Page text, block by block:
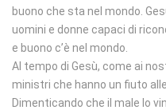
buono che sta nel mondo.
uomini e donne capaci di
e buono c’è nel mondo.
Al tempo di Gesù, come ai
ministri che hanno un fiuto
Dimenticando che il male lo